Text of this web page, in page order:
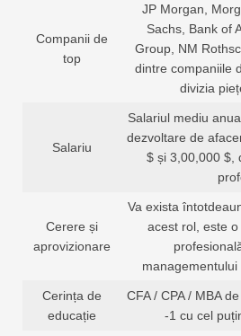
Companii de
top
JP Morgan,
Sachs, Bank of
Group, NM
dintre companiile
divizia
Salariu
Salariul mediu
dezvoltare de
$ și 3,00,000 $,
Cerere și
aprovizionare
Va exista
acest rol, este
managementului
Cerința de
educație
CFA / CPA / MBA
-1 cu cel